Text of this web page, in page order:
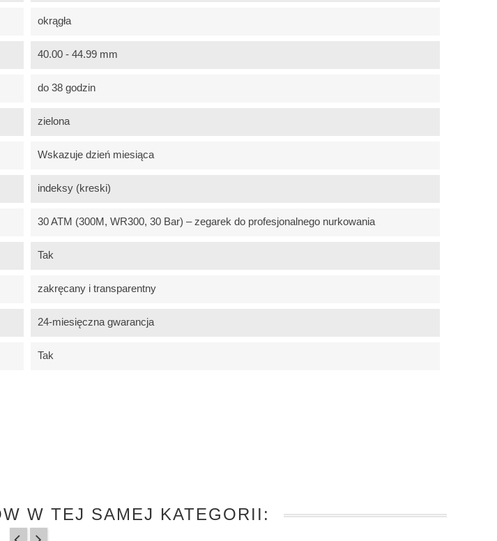
okrągła
40.00 - 44.99 mm
do 38 godzin
zielona
Wskazuje dzień miesiąca
indeksy (kreski)
30 ATM (300M, WR300, 30 Bar) – zegarek do profesjonalnego nurkowania
Tak
zakręcany i transparentny
24-miesięczna gwarancja
Tak
W TEJ SAMEJ KATEGORII: